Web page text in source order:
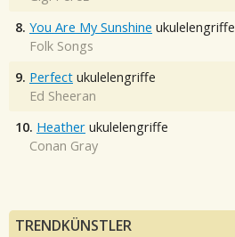
8. You Are My Sunshine ukulelengriffe
Folk Songs
9. Perfect ukulelengriffe
Ed Sheeran
10. Heather ukulelengriffe
Conan Gray
TRENDKÜNSTLER